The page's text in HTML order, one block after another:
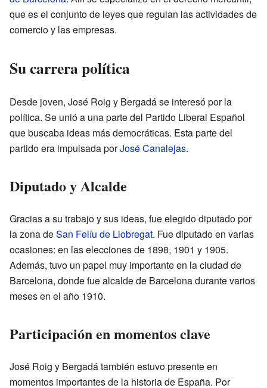
que es el conjunto de leyes que regulan las actividades de
comercio y las empresas.
Su carrera política
Desde joven, José Roig y Bergadá se interesó por la
política. Se unió a una parte del Partido Liberal Español
que buscaba ideas más democráticas. Esta parte del
partido era impulsada porJosé Canalejas.
Diputado y Alcalde
Gracias a su trabajo y sus ideas, fue elegido diputado por
la zona deSan Felíu de Llobregat. Fue diputado en varias
ocasiones: en las elecciones de 1898, 1901 y 1905.
Además, tuvo un papel muy importante en la ciudad de
Barcelona, donde fue alcalde de Barcelona durante varios
meses en el año 1910.
Participación en momentos clave
José Roig y Bergadá también estuvo presente en
momentos importantes de la historia de España. Por